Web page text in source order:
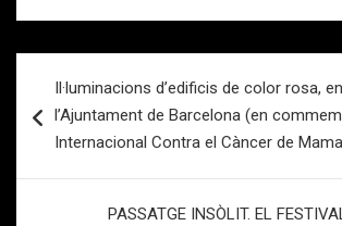
de
entradas
Il·luminacions d’edificis de color rosa,
l’Ajuntament de Barcelona (en
Internacional Contra el Càncer de
PASSATGE INSÒLIT. EL